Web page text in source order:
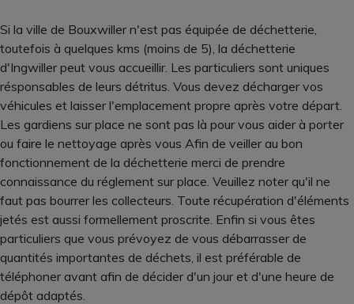
Si la ville de Bouxwiller n'est pas équipée de déchetterie,
toutefois à quelques kms (moins de 5), la déchetterie
d'Ingwiller peut vous accueillir. Les particuliers sont uniques
résponsables de leurs détritus. Vous devez décharger vos
véhicules et laisser l'emplacement propre après votre départ.
Les gardiens sur place ne sont pas là pour vous aider à porter
ou faire le nettoyage après vous Afin de veiller au bon
fonctionnement de la déchetterie merci de prendre
connaissance du réglement sur place. Veuillez noter qu'il ne
faut pas bourrer les collecteurs. Toute récupération d'éléments
jetés est aussi formellement proscrite. Enfin si vous êtes
particuliers que vous prévoyez de vous débarrasser de
quantités importantes de déchets, il est préférable de
téléphoner avant afin de décider d'un jour et d'une heure de
dépôt adaptés.